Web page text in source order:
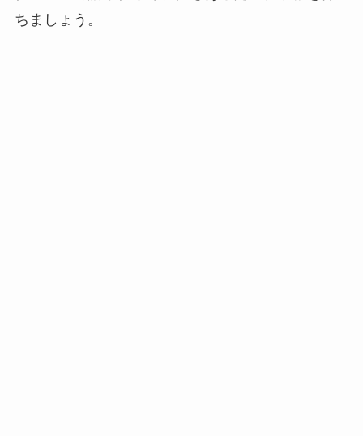
ちましょう。